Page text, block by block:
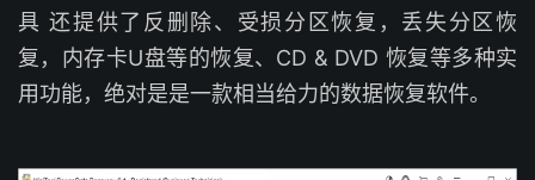
具 还提供了反删除、受损分区恢复，丢失分区恢
复，内存卡U盘等的恢复、CD & DVD 恢复等多种实
用功能，绝对是是一款相当给力的数据恢复软件。